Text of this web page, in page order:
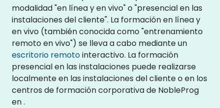
modalidad "en línea y en vivo" o "presencial en las
instalaciones del cliente". La formación en línea y
en vivo (también conocida como "entrenamiento
remoto en vivo") se lleva a cabo mediante un
escritorio remotointeractivo. La formación
presencial en las instalaciones puede realizarse
localmente en las instalaciones del cliente o en los
centros de formación corporativa de NobleProg
en .